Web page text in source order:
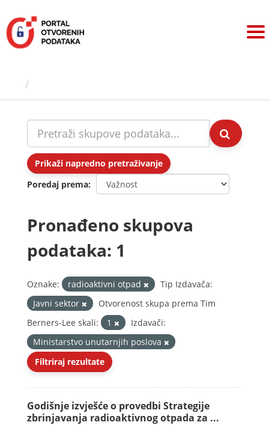
sadržaj
Prikaži napredno pretraživanje
Poredaj prema
Pronađeno skupova
podataka: 1
Oznake: radioaktivni otpad
Tip Izdavača:
Javni sektor
Otvorenost skupa prema Tim
Berners-Lee skali:
1
Izdavači:
Ministarstvo unutarnjih poslova
Filtriraj rezultate
Godišnje izvješće o provedbi Strategije
zbrinjavanja radioaktivnog otpada za ...